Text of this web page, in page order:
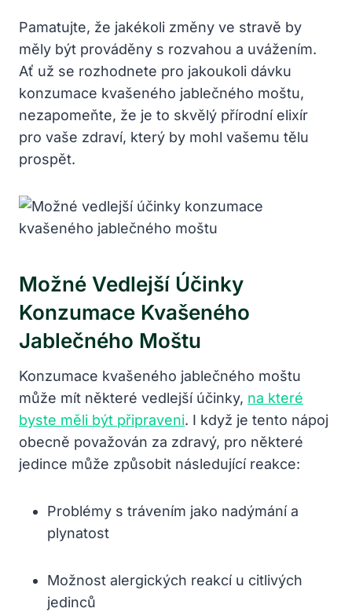
Pamatujte, že jakékoli změny ve stravě by
měly být prováděny s rozvahou a uvážením.
Ať už se rozhodnete pro jakoukoli dávku
konzumace kvašeného jablečného moštu,
nezapomeňte, že je to skvělý přírodní elixír
pro vaše zdraví, který by mohl vašemu tělu
prospět.
Možné Vedlejší Účinky
Konzumace Kvašeného
Jablečného Moštu
Konzumace kvašeného jablečného moštu
může mít některé vedlejší účinky, na které
byste měli být připraveni. I když je tento nápoj
obecně považován za zdravý, pro některé
jedince může způsobit následující reakce:
Problémy s trávením jako nadýmání a
plynatost
Možnost alergických reakcí u citlivých
jedinců